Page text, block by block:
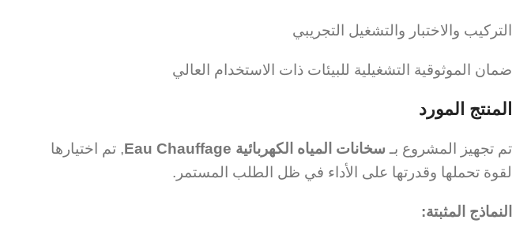
التركيب والاختبار والتشغيل التجريبي
ضمان الموثوقية التشغيلية للبيئات ذات الاستخدام العالي
المنتج المورد
تم تجهيز المشروع بـ سخانات المياه الكهربائية Eau Chauffage
, تم اختيارها
لقوة تحملها وقدرتها على الأداء في ظل الطلب المستمر.
النماذج المثبتة: